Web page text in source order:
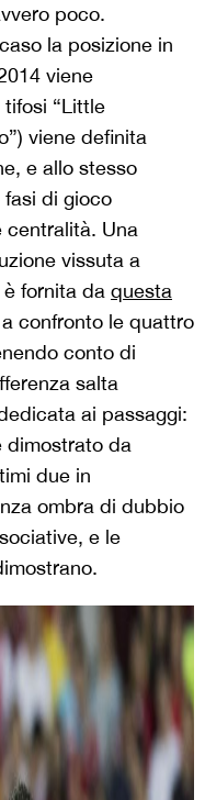
poco.
la posizione in
viene
“Little
viene definita
e allo stesso
di gioco
centralità. Una
vissuta a
fornita da questa
confronto le quattro
conto di
salta
ai passaggi:
dimostrato da
due in
ombra di dubbio
e le